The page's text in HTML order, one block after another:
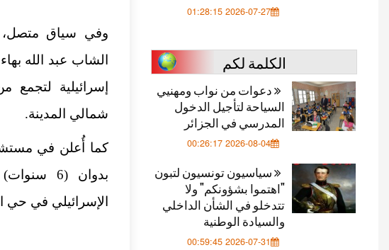
وفي سياق
إسرائيلية
شمالي المدينة.
كما أُعلن في
بدوان (6
الإسرائيلي في حي
2026-07-27 01:28:15
الكلمة لكم
دعوات من نواب ومهنيي
السياحة لتأجيل الدخول
المدرسي في الجزائر
2026-08-04 00:26:17
سياسيون تونسيون لتبون
"اهتموا بشؤونكم" ولا
تتدخلو في الشأن الداخلي
والسيادة الوطنية
2026-07-31 00:59:45